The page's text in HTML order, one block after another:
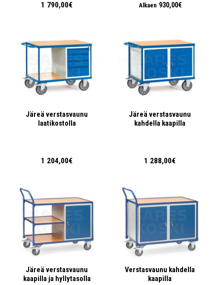
1 790,00€ Alkaen 930,00€
Järeä verstasvaunu
laatikostolla
1 204,00€
Järeä verstasvaunu
kahdella kaapilla
1 288,00€
Järeä verstasvaunu
kaapilla ja hyllytasolla
Verstasvaunu kahdella
kaapilla